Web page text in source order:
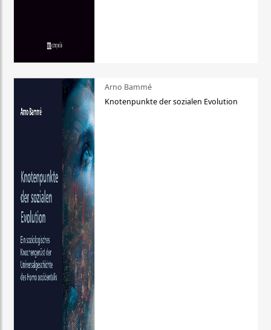
Arno Bammé
Knotenpunkte der sozialen Evolution